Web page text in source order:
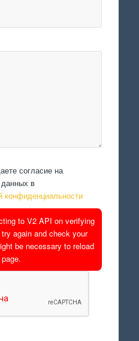
согласие на
в
конфиденциальности
to V2 API on verifying
again and check your
be necessary to reload